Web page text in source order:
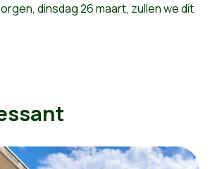
dinsdag 26 maart, zullen we dit